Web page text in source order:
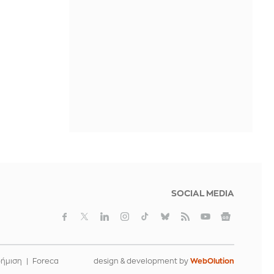
SOCIAL MEDIA
Foreca design & development by WebOlution